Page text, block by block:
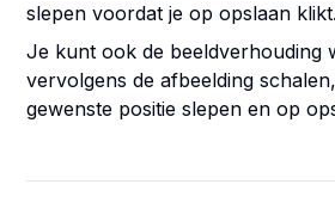
slepen voordat je op opslaan klikt.
Je kunt ook de beeldverhouding
vervolgens de afbeelding
gewenste positie slepen en op